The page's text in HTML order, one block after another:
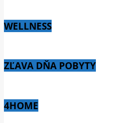
WELLNESS
ZĽAVA DŇA POBYTY
4HOME